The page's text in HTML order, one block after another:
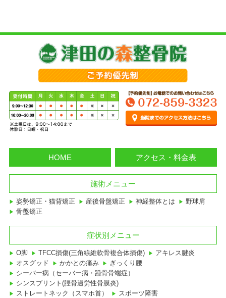
HOME アクセス・料金表
施術メニュー
姿勢矯正・猫背矯正 産後骨盤矯正 神経整体とは
野球肩
骨盤矯正
症状別メニュー
O脚 TFCC損傷(三角線維軟骨複合体損傷)
アキレス腱炎
オスグッド
かかとの痛み
ぎっくり腰
シーバー病（セーバー病・踵骨骨端症）
シンスプリント(脛骨過労性骨膜炎)
ストレートネック（スマホ首）
スポーツ障害